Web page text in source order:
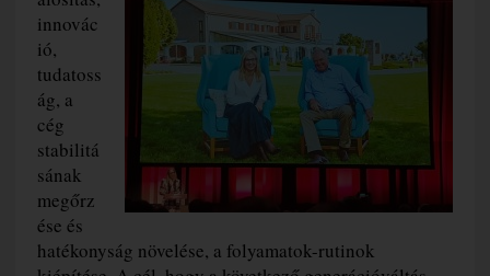
innovác
ió,
tudatoss
ág, a
cég
stabilitá
sának
megőrz
ése és
hatékonyság növelése, a folyamatok-rutinok